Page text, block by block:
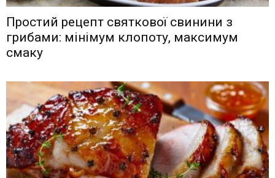
Простий рецепт святкової свинини з
грибами: мінімум клопоту, максимум
смаку